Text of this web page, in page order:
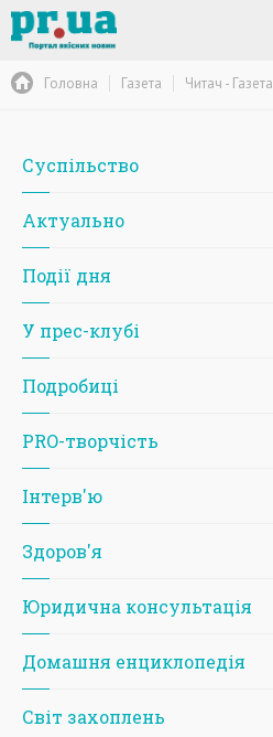
Головна Газета Читач - Газета
Суспільство
Актуально
Події дня
У прес-клубі
Подробиці
PRO-творчість
Iнтерв'ю
Здоров'я
Юридична консультація
Домашня енциклопедія
Світ захоплень